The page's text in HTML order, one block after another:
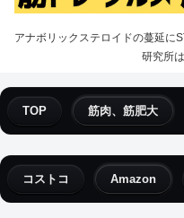
アナボリックステロイドの蔓延に
研究所
TOP 筋肉、筋肥大
コストコ Amazon